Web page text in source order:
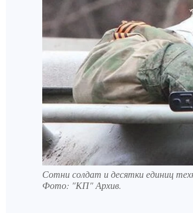
Сотни солдат и десятки единиц
Фото: "КП" Архив.